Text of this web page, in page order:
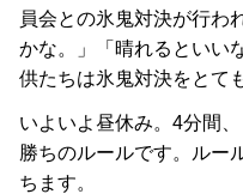
員会との氷鬼対決が行わ
かな。」「晴れるといい
供たちは氷鬼対決をとて
いよいよ昼休み。4分間
勝ちのルールです。ルー
ちます。